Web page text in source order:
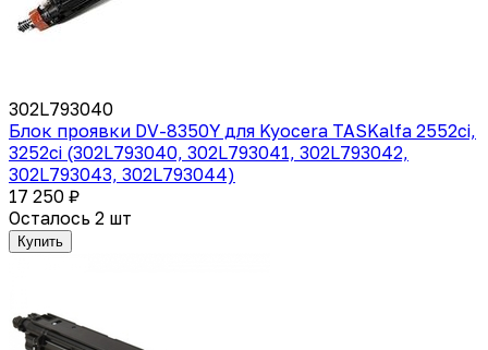
302L793040
Блок проявки DV-8350Y для Kyocera TASKalfa 2552ci,
3252ci (302L793040, 302L793041, 302L793042,
302L793043, 302L793044)
17 250 ₽
Осталось 2 шт
Купить